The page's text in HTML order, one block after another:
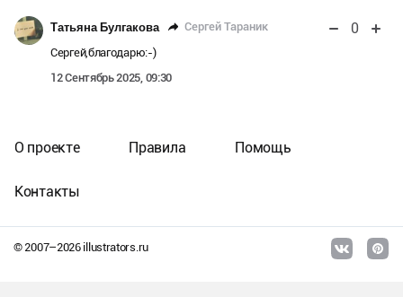
Татьяна Булгакова Сергей Тараник 0
Сергей,благодарю:-)
12 Сентябрь 2025, 09:30
© 2007–2026illustrators.ru
О проекте Правила Помощь
Контакты